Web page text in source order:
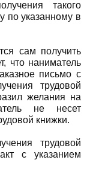
такого
по указанному в
сам получить
что наниматель
письмо с
трудовой
желания на
не несет
книжки.
трудовой
с указанием